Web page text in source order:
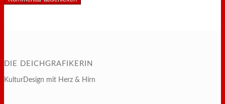
DIE DEICHGRAFIKERIN
KulturDesign mit Herz & Hirn